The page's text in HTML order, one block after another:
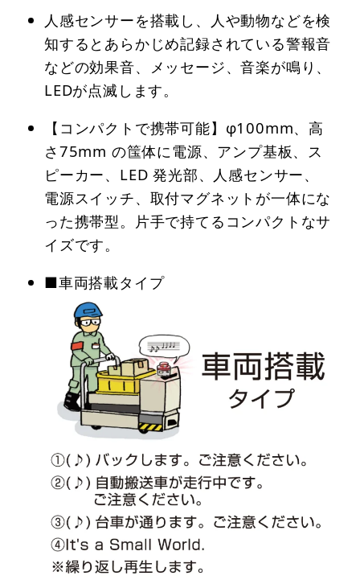
人感センサーを搭載し、人や動物などを検
知するとあらかじめ記録されている警報音
などの効果音、メッセージ、音楽が鳴り、
LEDが点滅します。
【コンパクトで携帯可能】φ100mm、高
さ75mm の筺体に電源、アンプ基板、ス
ピーカー、LED 発光部、人感センサー、
電源スイッチ、取付マグネットが一体にな
った携帯型。片手で持てるコンパクトなサ
イズです。
■車両搭載タイプ